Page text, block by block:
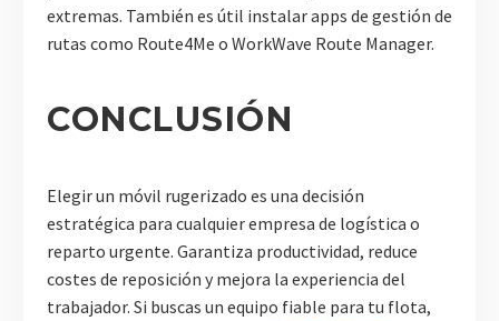
extremas. También es útil instalar apps de gestión de
rutas como Route4Me o WorkWave Route Manager.
CONCLUSIÓN
Elegir un móvil rugerizado es una decisión
estratégica para cualquier empresa de logística o
reparto urgente. Garantiza productividad, reduce
costes de reposición y mejora la experiencia del
trabajador. Si buscas un equipo fiable para tu flota,